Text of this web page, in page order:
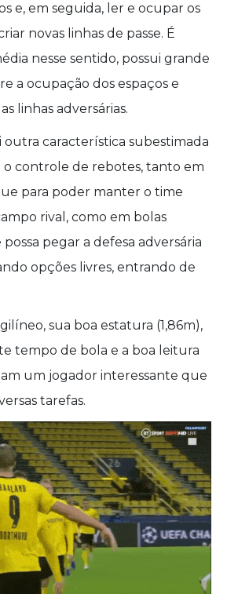
e, em seguida, ler e ocupar os
novas linhas de passe. É
nesse sentido, possui grande
a ocupação dos espaços e
linhas adversárias.
outra característica subestimada
controle de rebotes, tanto em
para poder manter o time
rival, como em bolas
pegar a defesa adversária
opções livres, entrando de
sua boa estatura (1,86m),
tempo de bola e a boa leitura
um jogador interessante que
tarefas.